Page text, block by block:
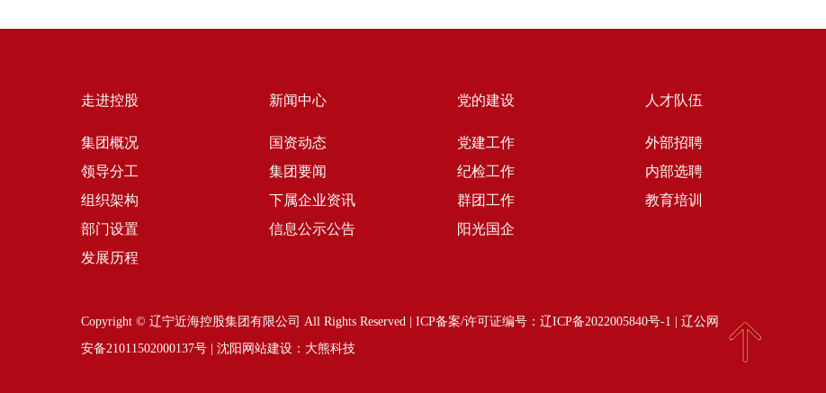
走进控股
集团概况
领导分工
组织架构
部门设置
发展历程
新闻中心
国资动态
集团要闻
下属企业资讯
信息公示公告
党的建设
党建工作
纪检工作
群团工作
阳光国企
人才队伍
外部招聘
内部选聘
教育培训
Copyright © 辽宁近海控股集团有限公司 All Rights Reserved | ICP备案/许可证编号： 辽ICP备2022005840号-1
辽公网
安备21011502000137号
沈阳网站建设 ：大熊科技